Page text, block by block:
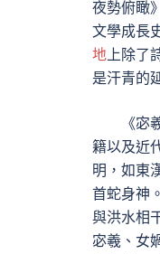
夜勢俯瞰
文學成長
地上除了
是汗青的
《
籍以及近
明，如東
首蛇身神
與洪水相
宓羲、女